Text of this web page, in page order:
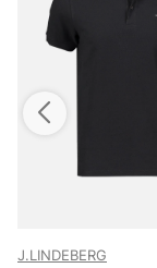
J.LINDEBERG